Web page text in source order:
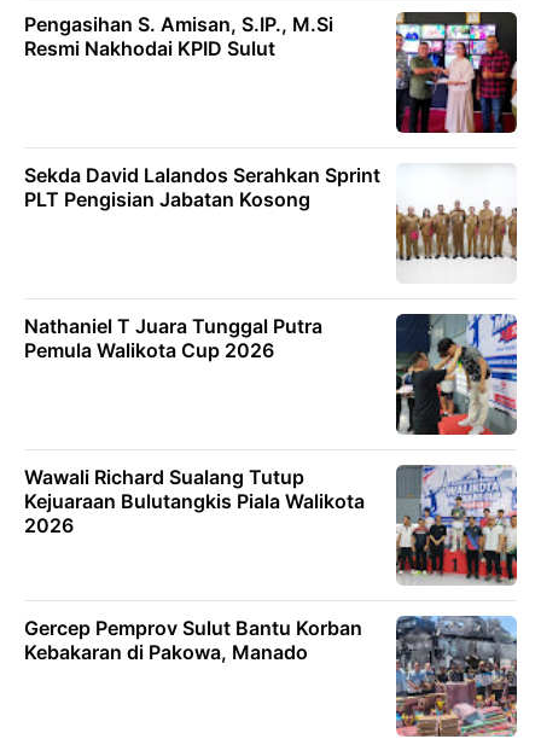
Pengasihan S. Amisan, S.IP., M.Si
Resmi Nakhodai KPID Sulut
Sekda David Lalandos Serahkan Sprint
PLT Pengisian Jabatan Kosong
Nathaniel T Juara Tunggal Putra
Pemula Walikota Cup 2026
Wawali Richard Sualang Tutup
Kejuaraan Bulutangkis Piala Walikota
2026
Gercep Pemprov Sulut Bantu Korban
Kebakaran di Pakowa, Manado